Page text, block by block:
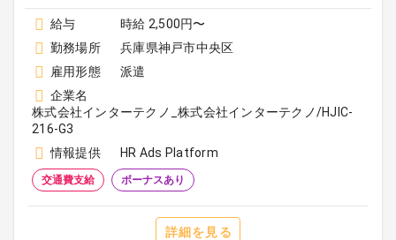
給与
時給 2,500円〜
勤務場所
兵庫県神戸市中央区
雇用形態
派遣
企業名
株式会社インターテクノ_株式会社インターテクノ/HJIC-
216-G3
情報提供
HR Ads Platform
交通費支給 ボーナスあり
詳細を見る